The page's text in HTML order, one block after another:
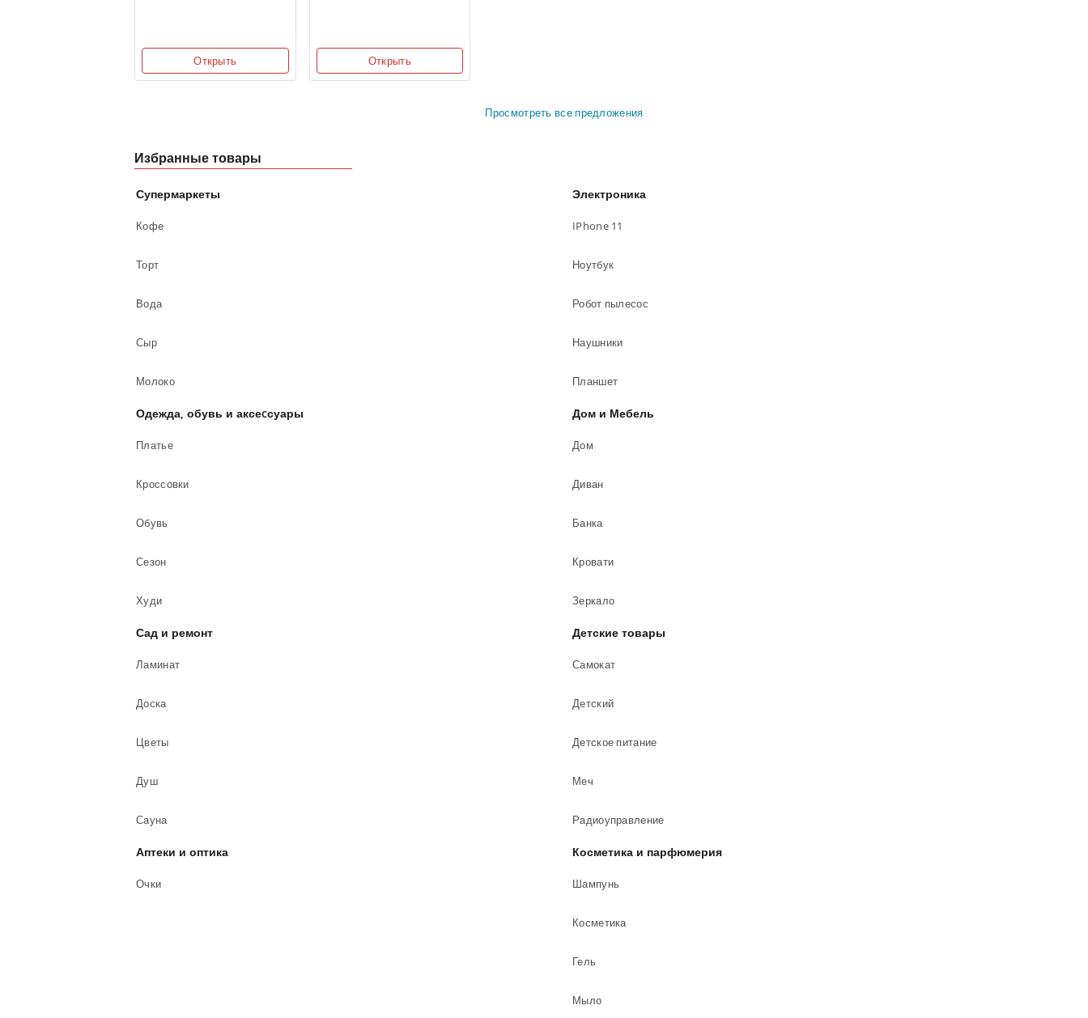
Открыть Открыть
Просмотреть все предложения
Избранные товары
Супермаркеты
Кофе
Торт
Вода
Сыр
Молоко
Электроника
IPhone 11
Ноутбук
Робот пылесос
Наушники
Планшет
Одежда, обувь и аксеcсуары
Платье
Кроссовки
Обувь
Сезон
Худи
Дом и Мебель
Дом
Диван
Банка
Кровати
Зеркало
Сад и ремонт
Ламинат
Доска
Цветы
Душ
Сауна
Детские товары
Самокат
Детский
Детское питание
Меч
Радиоуправление
Аптеки и оптика
Очки
Косметика и парфюмерия
Шампунь
Косметика
Гель
Мыло